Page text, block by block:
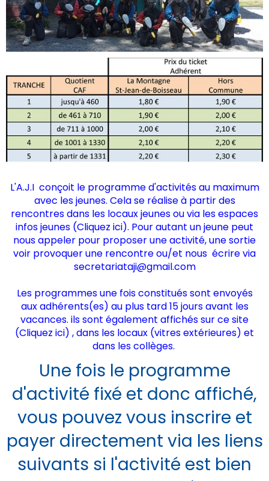
L'A.J.I conçoit le programme d'activités au maximum
avec les jeunes. Cela se réalise à partir des
rencontres dans les locaux jeunes ou via les espaces
infos jeunes (Cliquez ici). Pour autant un jeune peut
nous appeler pour proposer une activité, une sortie
voir provoquer une rencontre ou/et nous écrire via
secretariataji@gmail.com
Les programmes une fois constitués sont envoyés
aux adhérents(es) au plus tard 15 jours avant les
vacances. ils sont également affichés sur ce site
(Cliquez ici) , dans les locaux (vitres extérieures) et
dans les collèges.
Une fois le programme
d'activité fixé et donc affiché,
vous pouvez vous inscrire et
payer directement via les liens
suivants si l'activité est bien